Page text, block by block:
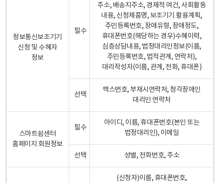
정보통신보조기기
신청 및 수혜자
정보
필수
주소, 배송지주소, 경제적 여건, 사회활동
내용, 신청제품명, 보조기기 활용계획,
주민등록번호, 장애유형, 장애정도,
휴대폰번호(해당하는 경우)수혜이력,
심층상담내용, 법정대리인정보(이름,
주민등록번호, 법적관계, 연락처),
대리작성자(이름, 관계, 전화, 휴대폰)
선택
팩스번호, 부재시연락처, 청각장애인
대리인 연락처
스마트쉼센터
홈페이지 회원정보
필수
아이디, 이름, 휴대폰번호(본인 또는
법정대리인), 이메일
선택 성별, 전화번호, 주소
(신청자)이름, 휴대폰번호,